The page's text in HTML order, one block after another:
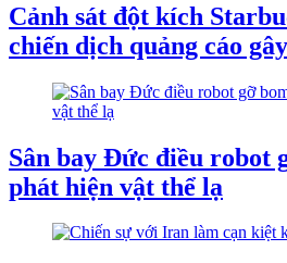
Cảnh sát đột kích
chiến dịch quảng cáo
Sân bay Đức điều robot
phát hiện vật thể lạ